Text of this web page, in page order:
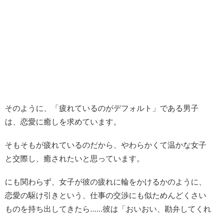
そのように、「疲れているのがデフォルト」である男子
は、恋愛に癒しを求めています。
そもそもが疲れているのだから、やわらかくて温かな女子
と交際し、癒されたいと思っています。
にも関わらず、女子が彼の疲れに輪をかけるかのように、
恋愛の駆け引きという、仕事の交渉にも似ためんどくさい
ものを持ち出してきたら……彼は「おいおい、勘弁してくれ